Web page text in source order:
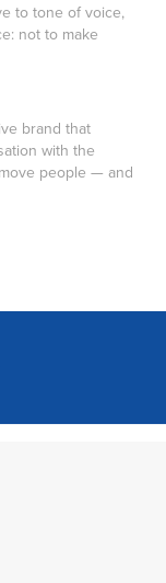
to tone of voice,
not to make
brand that
with the
people — and